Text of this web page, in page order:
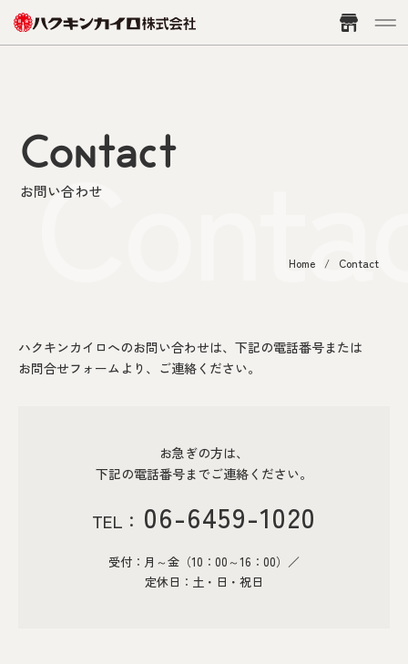
商品一覧
ハクキンカイロ
カイロ小物
ハクキンカイロ資料館
触媒技術研究開発
Contact
お問い合わせ
Home Contact
ハクキンカイロへの​お問い合わせは、​下記の​電話番号または​
お問合せフォームより、​ご連絡ください。
お急ぎの方は、
下記の電話番号までご連絡ください。
TEL： 06-6459-1020
受付：月～金（10：00～16：00）／
定休日：土・日・祝日